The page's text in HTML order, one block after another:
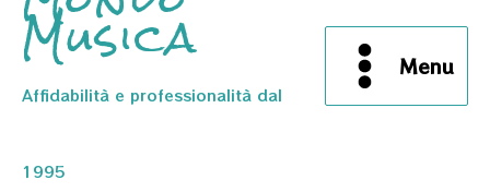
Musica
Affidabilità e professionalità dal
1995
Menu